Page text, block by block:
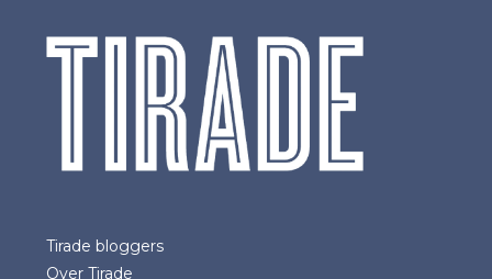
Tirade bloggers
Over Tirade